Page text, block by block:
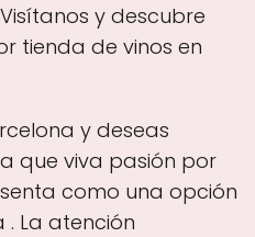
y descubre
tienda de vinos en
y deseas
que viva pasión por
como una opción
La atención